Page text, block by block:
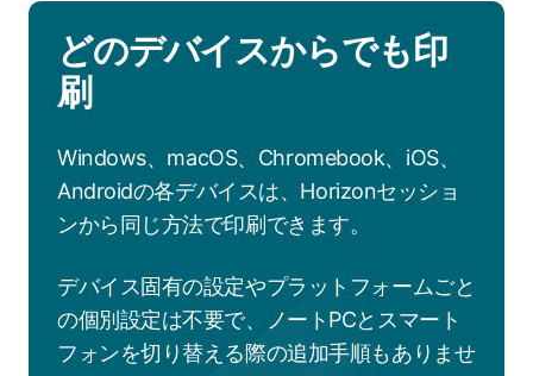
どのデバイスからでも印
刷
Windows、macOS、Chromebook、iOS、
Androidの各デバイスは、Horizonセッショ
ンから同じ方法で印刷できます。
デバイス固有の設定やプラットフォームごと
の個別設定は不要で、ノートPCとスマート
フォンを切り替える際の追加手順もありませ